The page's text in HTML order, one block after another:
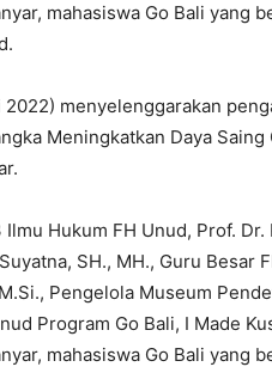
mahasiswa Go Bali yang
menyelenggarakan
Meningkatkan Daya Saing
Hukum FH Unud, Prof. Dr.
SH., MH., Guru Besar
Pengelola Museum
Program Go Bali, I Made
mahasiswa Go Bali yang